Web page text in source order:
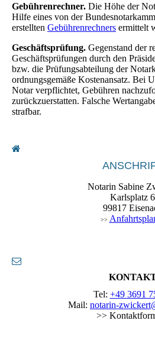
Gebührenrechner. Die Höhe der
Hilfe eines von der
erstellten Gebührenrechners ermittelt
Geschäftsprüfung. Gegenstand der
Geschäftsprüfungen durch den
bzw. die Prüfungsabteilung der
ordnungsgemäße Kostenansatz. Bei
Notar verpflichtet, Gebühren
zurückzuerstatten. Falsche
strafbar.
Notarin Sabine
Karlsplatz 6
99817
>>
Tel: +49 3691
Mail: notarin-
>>